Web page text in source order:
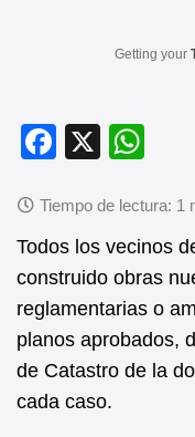
Getting your
F
c
e
b
o
o
k
X
at
s
A
p
p
Todos los vecinos
construido obras
reglamentarias o
planos aprobados,
de Catastro de la
cada caso.